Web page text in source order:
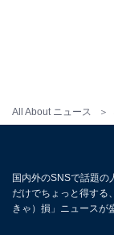
All About ニュース
国内外のSNSで話題の
だけでちょっと得する
きゃ）損」ニュースが